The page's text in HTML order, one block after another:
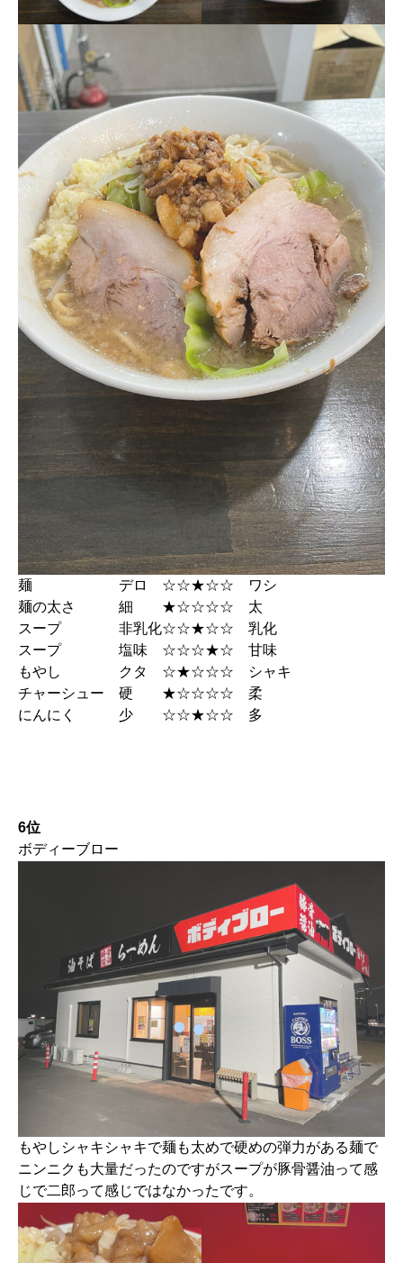
麺 デロ ☆☆★☆☆ ワシ
麺の太さ 細 ★☆☆☆☆ 太
スープ 非乳化☆☆★☆☆ 乳化
スープ 塩味 ☆☆☆★☆ 甘味
もやし クタ ☆★☆☆☆ シャキ
チャーシュー 硬 ★☆☆☆☆ 柔
にんにく 少 ☆☆★☆☆ 多
6位
ボディーブロー
もやしシャキシャキで麺も太めで硬めの弾力がある麺で
ニンニクも大量だったのですがスープが豚骨醤油って感
じで二郎って感じではなかったです。